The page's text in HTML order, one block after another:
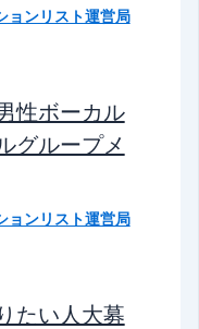
ョンリスト運営局
性ボーカル
グループメ
ョンリスト運営局
たい人大募